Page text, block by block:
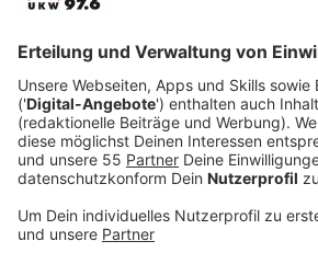
müssen nur ein einfaches A4-Blatt
lang und so kunstvoll wie möglich
segeln lassen. In den Kategorien
und "Aerobatics" wurden
nächste Weltmeisterschaft findet im
Alexander Schwarz möchte dann
Anzeige